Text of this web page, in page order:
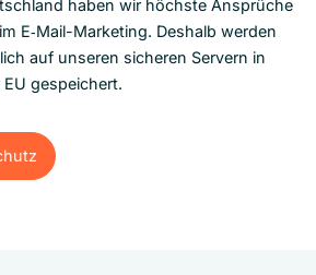
haben wir höchste Ansprüche
E‑Mail-Marketing. Deshalb werden
auf unseren sicheren Servern in
gespeichert.